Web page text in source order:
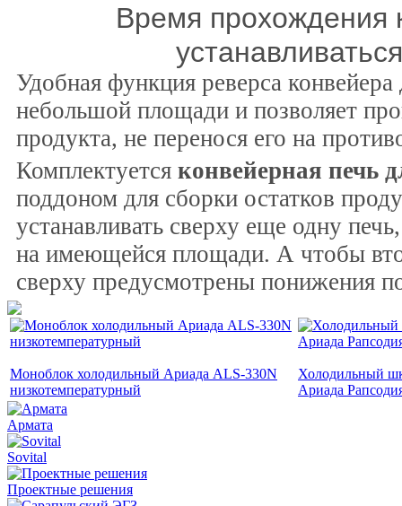
Время прохождения
Удобная функция реверса
небольшой площади и позволяет
продукта, не перенося его на
Комплектуется конвейерная печь
поддоном для сборки остатков
устанавливать сверху еще одну
на имеющейся площади. А чтобы
сверху предусмотрены понижения
Моноблок холодильный Ариада ALS-330N
низкотемпературный
Холодильный
Ариада
Армата
Sovital
Проектные решения